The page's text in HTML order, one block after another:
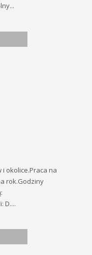
i okolice.Praca na
rok.Godziny
D....